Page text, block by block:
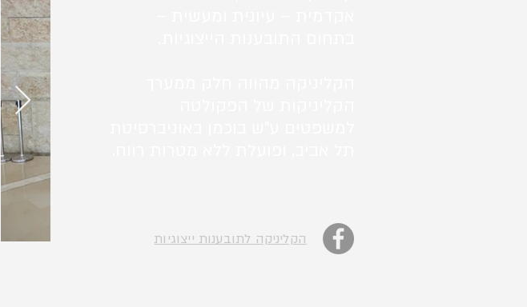
הקליניקה לתובענות ייצוגיות